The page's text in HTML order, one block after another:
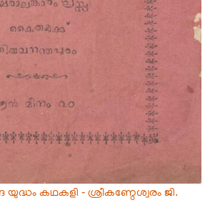
കഥകളി - ശ്രീകണ്ഠേശ്വരം ജി.